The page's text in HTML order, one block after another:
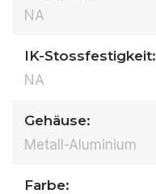
NA
IK-Stossfestigkeit:
NA
Gehäuse:
Metall-Aluminium
Farbe: